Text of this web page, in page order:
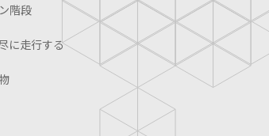
階段
に走行する